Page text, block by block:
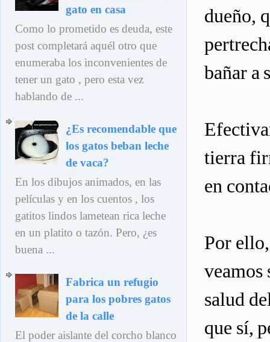
dueño,
bañar a
tierra
en
Por
veamos
salud
que sí,
gato en casa
Como lo prometido es deuda, este
post completará aquél otro que
enumeraba los inconvenientes de
tener un gato , pero esta vez
hablando de ...
¿Es recomendable que
los gatos beban leche
de vaca?
En los dibujos animados, en las
películas y en los cuentos , los
gatitos lindos lametean rica leche
en un platito o tazón. Pero, ¿es
buena ...
Fabrica un refugio
para los pobres gatos
de la calle
El poder aislante del corcho blanco